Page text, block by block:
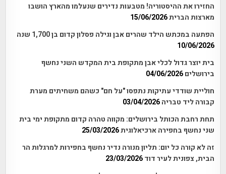
החזירו את ההיסטוריה! מטבעות נדירים שנעלמו מהארץ הושבו
מארצות הברית15/06/2026
הפתעה במכתש הילד שהרים אבן וגילה פסלון קדום בן 1,700 שנה
10/06/2026
בית יוצר גדול לכלי אבן מתקופת בית המקדש השני נחשף
בירושלים 04/06/2026
חוליית שודדי עתיקות נתפסו "על חם" כשהם משחיתים מערת
קבורה ליד טבריה 03/04/2026
תחת רחבת הכותל בירושלים: מקווה טהרה קדום מתקופת ימי בית
שני נחשף בחפירה ארכיאלוגית25/03/2026
זה לא קורה כל יום: תליון מנורה נדיר נחשף בחפירות למרגלות הר
הבית, צפונית לעיר דוד 23/03/2026